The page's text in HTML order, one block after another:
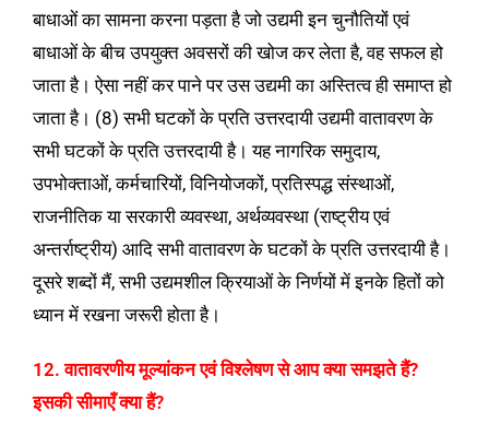
बाधाओं का सामना करना पड़ता है जो उद्यमी इन चुनौतियों एवं
बाधाओं के बीच उपयुक्त अवसरों की खोज कर लेता है, वह सफल हो
जाता है। ऐसा नहीं कर पाने पर उस उद्यमी का अस्तित्व ही समाप्त हो
जाता है। (8) सभी घटकों के प्रति उत्तरदायी उद्यमी वातावरण के
सभी घटकों के प्रति उत्तरदायी है। यह नागरिक समुदाय,
उपभोक्ताओं, कर्मचारियों, विनियोजकों, प्रतिस्पद्ध संस्थाओं,
राजनीतिक या सरकारी व्यवस्था, अर्थव्यवस्था (राष्ट्रीय एवं
अन्तर्राष्ट्रीय) आदि सभी वातावरण के घटकों के प्रति उत्तरदायी है।
दूसरे शब्दों मैं, सभी उद्यमशील क्रियाओं के निर्णयों में इनके हितों को
ध्यान में रखना जरूरी होता है।
12. वातावरणीय मूल्यांकन एवं विश्लेषण से आप क्या समझते हैं?
इसकी सीमाएँ क्या हैं?